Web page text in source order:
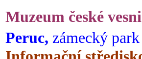
Muzeum české
Peruc, zámecký park